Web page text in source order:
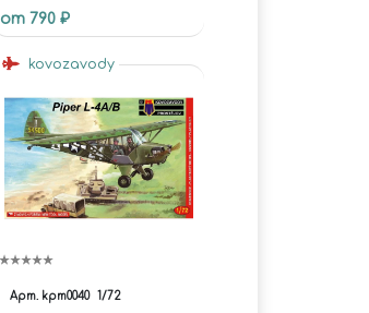
от 790 ₽
kovozavody
Арт. kpm0040 1/72